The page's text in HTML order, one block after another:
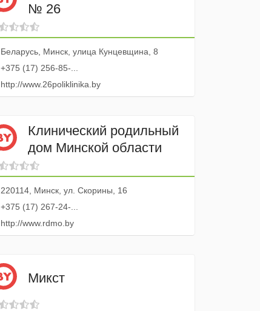
№ 26
Беларусь, Минск, улица Кунцевщина, 8
+375 (17) 256-85-...
http://www.26poliklinika.by
Клинический родильный
дом Минской области
220114, Минск, ул. Скорины, 16
+375 (17) 267-24-...
http://www.rdmo.by
Микст